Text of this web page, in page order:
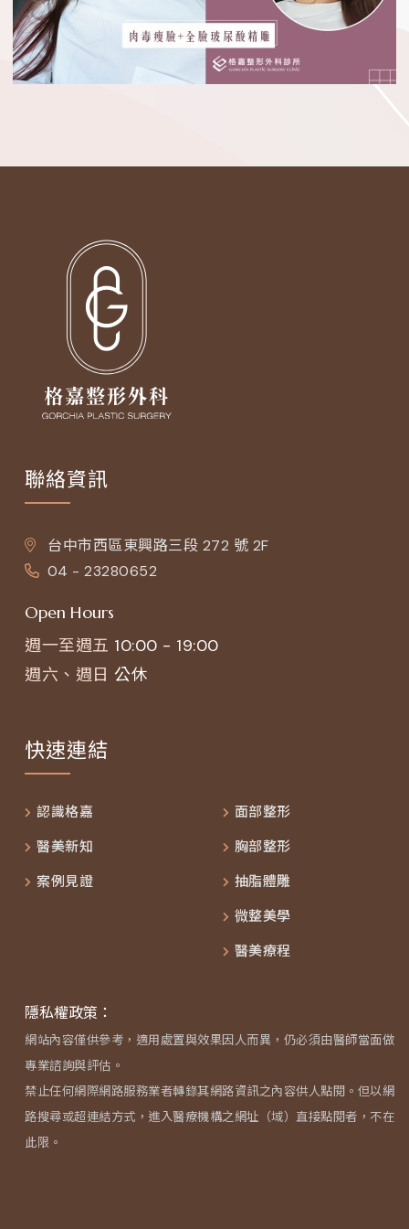
聯絡資訊
台中市西區東興路三段 272 號 2F
04 - 23280652
Open Hours
週一至週五 10:00 - 19:00
週六、週日 公休
快速連結
認識格嘉
醫美新知
案例見證
面部整形
胸部整形
抽脂體雕
微整美學
醫美療程
隱私權政策：
網站內容僅供參考，適用處置與效果因人而異，仍必須由醫師當面做
專業諮詢與評估。
禁止任何網際網路服務業者轉錄其網路資訊之內容供人點閱。但以網
路搜尋或超連結方式，進入醫療機構之網址（域）直接點閱者，不在
此限。